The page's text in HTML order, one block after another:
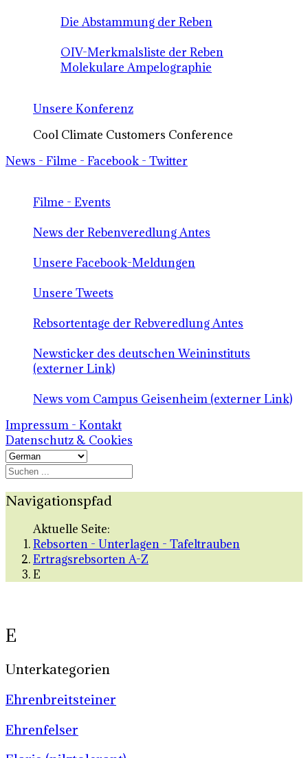
Die Abstammung der Reben
OIV-Merkmalsliste der Reben
Molekulare Ampelographie
Unsere Konferenz
Cool Climate Customers Conference
News - Filme - Facebook - Twitter
Filme - Events
News der Rebenveredlung Antes
Unsere Facebook-Meldungen
Unsere Tweets
Rebsortentage der Rebveredlung Antes
Newsticker des deutschen Weininstituts
(externer Link)
News vom Campus Geisenheim (externer Link)
Impressum - Kontakt
Datenschutz & Cookies
Navigationspfad
Aktuelle Seite:
Rebsorten - Unterlagen - Tafeltrauben
Ertragsrebsorten A-Z
E
E
Unterkategorien
Ehrenbreitsteiner
Ehrenfelser